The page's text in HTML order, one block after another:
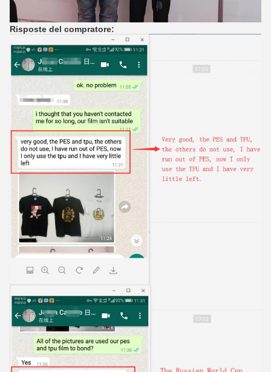
Risposte del compratore: